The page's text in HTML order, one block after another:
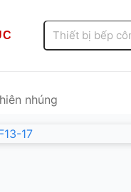
kiếm:
nhúng